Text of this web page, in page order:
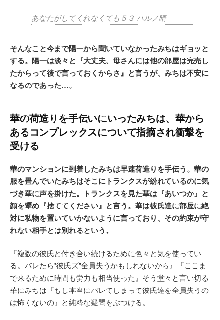
あなたがしてくれなくても５３ ハルノ晴
そんなこと今まで陽一から聞いていなかったみちはギョッと
する。陽一は淡々と『大丈夫、母さんには他の部屋は完売し
たからって後で言っておくからさ』と言うが、みちは不安に
なるのであった…。
華の荷造りを手伝いにいったみちは、華から
あるコンプレックスについて指摘され衝撃を
受ける
華のマンションに到着したみちは早速荷造りを手伝う。華の
服を畳んでいたみちはそこにトランクスが紛れているのに気
づき華に声を掛けた。トランクスを見た華は『あいつか』と
顔を顰め『捨ててください』と言う。華は彼氏達に部屋に絶
対に私物を置いていかないように言っており、その約束が守
れない相手とは別れるという。
『複数の彼氏と付き合い続けるために色々と気を使ってい
る。バレたら”彼氏ズ”全員失うかもしれないから』『ここま
で来るために時間も労力も相当使った』そう堂々と言い切る
華にみちは『もし本当にバレてしまって彼氏達を全員失うの
は怖くないの』と純粋な疑問をぶつける。